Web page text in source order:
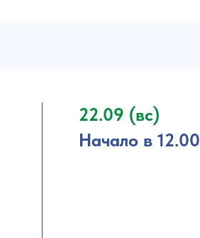
22.09 (вс)
Начало в 12.00